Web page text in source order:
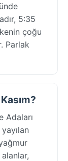
5:35
çoğu
Parlak
Adaları